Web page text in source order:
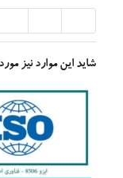
شاید این موارد نیز